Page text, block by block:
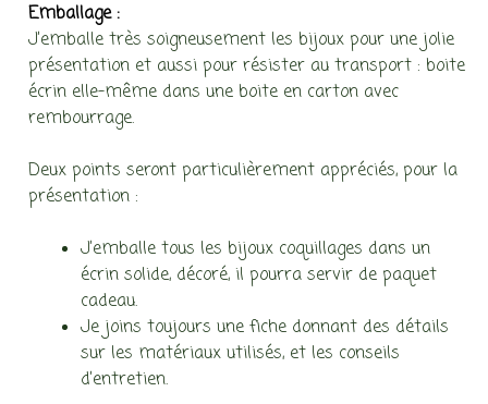
Emballage :
J’emballe très soigneusement les bijoux pour une jolie
présentation et aussi pour résister au transport : boite
écrin elle-même dans une boite en carton avec
rembourrage.
Deux points seront particulièrement appréciés, pour la
présentation :
J’emballe tous les bijoux coquillages dans un
écrin solide, décoré, il pourra servir de paquet
cadeau.
Je joins toujours une fiche donnant des détails
sur les matériaux utilisés, et les conseils
d’entretien.